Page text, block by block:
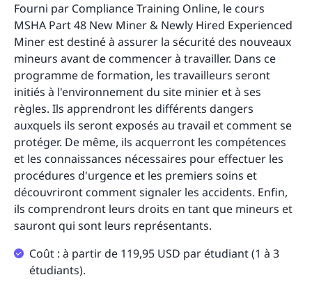
Fourni par Compliance Training Online, le cours
MSHA Part 48 New Miner & Newly Hired Experienced
Miner est destiné à assurer la sécurité des nouveaux
mineurs avant de commencer à travailler. Dans ce
programme de formation, les travailleurs seront
initiés à l'environnement du site minier et à ses
règles. Ils apprendront les différents dangers
auxquels ils seront exposés au travail et comment se
protéger. De même, ils acquerront les compétences
et les connaissances nécessaires pour effectuer les
procédures d'urgence et les premiers soins et
découvriront comment signaler les accidents. Enfin,
ils comprendront leurs droits en tant que mineurs et
sauront qui sont leurs représentants.
Coût : à partir de 119,95 USD par étudiant (1 à 3
étudiants).